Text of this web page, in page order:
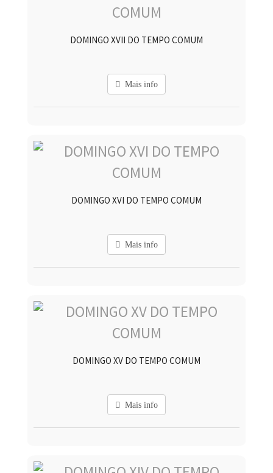
DOMINGO XVII DO TEMPO COMUM
Mais info
DOMINGO XVI DO TEMPO COMUM
Mais info
DOMINGO XV DO TEMPO COMUM
Mais info